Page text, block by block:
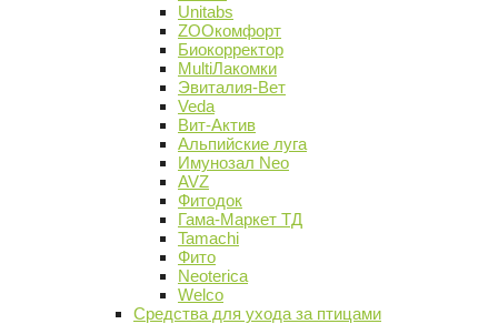
Unitabs
ZOOкомфорт
Биокорректор
MultiЛакомки
Эвиталия-Вет
Veda
Вит-Актив
Альпийские луга
Имунозал Neo
AVZ
Фитодок
Гама-Маркет ТД
Tamachi
Фито
Neoterica
Welco
Средства для ухода за птицами